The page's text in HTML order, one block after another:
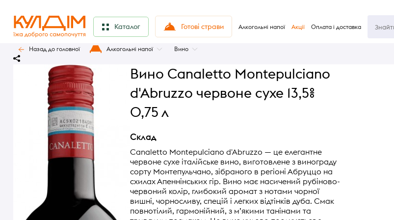
Каталог Готові страви Алкогольні напої Акції Оплата і доставка
Назад до головної Алкогольні напої Вино
Вино Canaletto Montepulciano
d'Abruzzo червоне сухе 13,5%
0,75 л
Склад
Canaletto Montepulciano d'Abruzzo — це елегантне
червоне сухе італійське вино, виготовлене з винограду
сорту Монтепульчано, зібраного в регіоні Абруццо на
схилах Апеннінських гір. Вино має насичений рубіново-
червоний колір, глибокий аромат з нотами чорної
вишні, чорносливу, спецій і легких відтінків дуба. Смак
повнотілий, гармонійний, з м’якими танінами та